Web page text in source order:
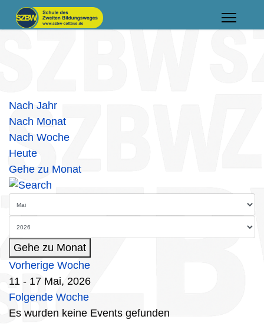
Nach Jahr
Nach Monat
Nach Woche
Heute
Gehe zu Monat
Gehe zu Monat
Vorherige Woche
11 - 17 Mai, 2026
Folgende Woche
Es wurden keine Events gefunden